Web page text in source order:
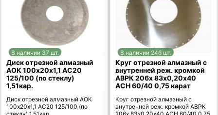
В наличии 37 шт.
Диск отрезной алмазный
АОК 100х20х1,1 АС20
125/100 (по стеклу)
1,51кар.
Диск отрезной алмазный АОК
100х20х1,1 АС20 125/100 (по
В наличии 246 шт.
Круг отрезной алмазный с
внутренней реж. кромкой
АВРК 206х 83х0,20х40
АСН 60/40 0,75 карат
Круг отрезной алмазный с
внутренней реж. кромкой АВРК